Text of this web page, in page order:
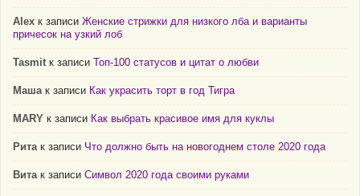
Alex к записи Женские стрижки для низкого лба и варианты
причесок на узкий лоб
Tasmit к записи Топ-100 статусов и цитат о любви
Машак записи Как украсить торт в год Тигра
MARY к записи Как выбрать красивое имя для куклы
Ритак записи Что должно быть на новогоднем столе 2020 года
Витак записи Символ 2020 года своими руками